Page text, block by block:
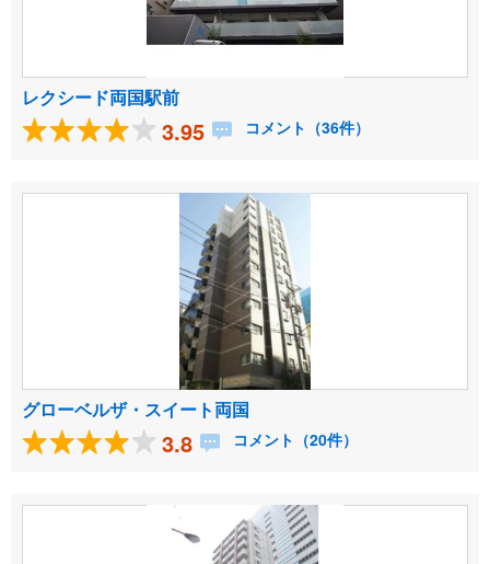
レクシード両国駅前
3.95 コメント（36件）
グローベルザ・スイート両国
3.8 コメント（20件）